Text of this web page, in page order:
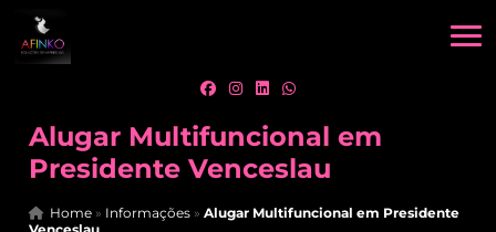
Alugar Multifuncional em
Presidente Venceslau
Home » Informações »Alugar Multifuncional em Presidente